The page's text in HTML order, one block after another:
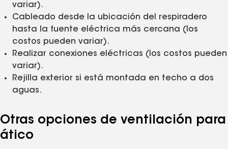
variar).
Cableado desde la ubicación del respiradero
hasta la fuente eléctrica más cercana (los
costos pueden variar).
Realizar conexiones eléctricas (los costos pueden
variar).
Rejilla exterior si está montada en techo a dos
aguas.
Otras opciones de ventilación para
ático